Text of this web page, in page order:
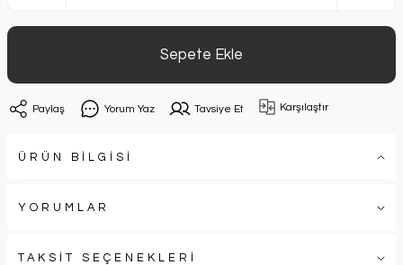
Sepete Ekle
Paylaş Yorum Yaz Tavsiye Et Karşılaştır
ÜRÜN BİLGİSİ
YORUMLAR
TAKSİT SEÇENEKLERİ